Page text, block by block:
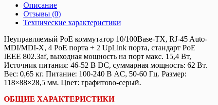
Описание
Отзывы (0)
Технические характеристики
Неуправляемый PoE коммутатор 10/100Base-TX, RJ-45 Auto-
MDI/MDI-X, 4 PoE порта + 2 UpLink порта, стандарт PoE
IEEE 802.3af, выходная мощность на порт макс. 15,4 Вт,
Источник питания: 46-52 В DC, суммарная мощность: 62 Вт.
Вес: 0,65 кг. Питание: 100-240 В AC, 50-60 Гц. Размер:
118×88×28,5 мм. Цвет: графитово-серый.
ОБЩИЕ ХАРАКТЕРИСТИКИ